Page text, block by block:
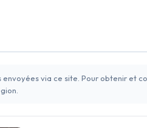
via ce site. Pour obtenir et